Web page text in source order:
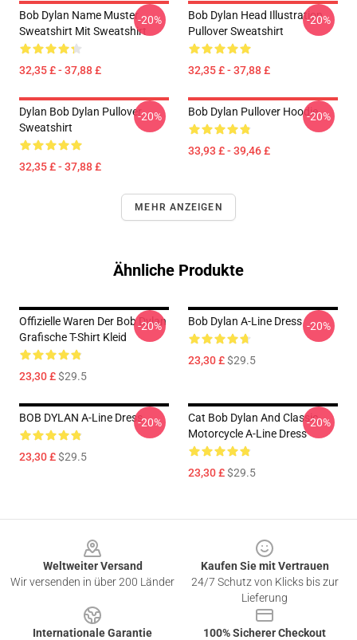
Bob Dylan Name Muster
Sweatshirt Mit Sweatshirt
32,35 £ - 37,88 £
-20%
Bob Dylan Head Illustration
Pullover Sweatshirt
32,35 £ - 37,88 £
-20%
Dylan Bob Dylan Pullover
Sweatshirt
32,35 £ - 37,88 £
-20% Bob Dylan Pullover Hoodie
33,93 £ - 39,46 £
-20%
MEHR ANZEIGEN
Ähnliche Produkte
Offizielle Waren Der Bob Dylan
Grafische T-Shirt Kleid
23,30 £$29.5
-20% Bob Dylan A-Line Dress
23,30 £$29.5
-20%
BOB DYLAN A-Line Dress
23,30 £$29.5
-20%
Cat Bob Dylan And Classic
Motorcycle A-Line Dress
23,30 £$29.5
-20%
Weltweiter Versand
Wir versenden in über 200 Länder
Kaufen Sie mit Vertrauen
24/7 Schutz von Klicks bis zur
Lieferung
Internationale Garantie
100% Sicherer Checkout